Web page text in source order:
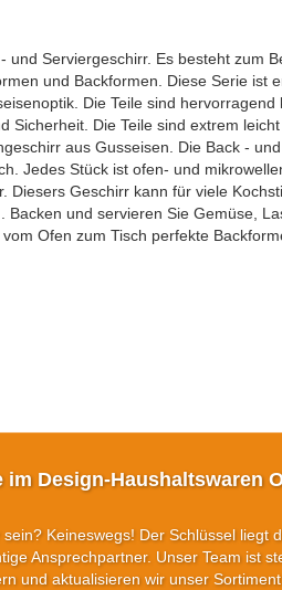
und Serviergeschirr. Es besteht zum
und Backformen. Diese Serie ist
Die Teile sind hervorragend
Sicherheit. Die Teile sind extrem
aus Gusseisen. Die Back -
Jedes Stück ist ofen- und
Diesers Geschirr kann für viele
und servieren Sie Gemüse,
Ofen zum Tisch perfekte
im Design-Haushaltswaren
Keineswegs! Der Schlüssel
Ansprechpartner. Unser Team ist
und aktualisieren wir unser